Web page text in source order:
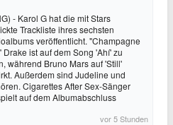
- Karol G hat die mit Stars
Trackliste ihres sechsten
veröffentlicht. "Champagne
Drake ist auf dem Song 'Ahí' zu
während Bruno Mars auf 'Still'
Außerdem sind Judeline und
Cigarettes After Sex-Sänger
auf dem Albumabschluss
vor 5 Stunden